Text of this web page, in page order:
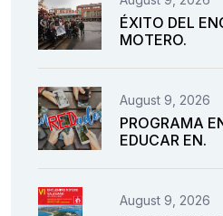
ÉXITO DEL
MOTERO.
August 9, 2026
PROGRAMA
EDUCAR EN.
August 9, 2026